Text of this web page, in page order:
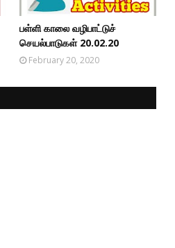
பள்ளி காலை வழிபாட்டுச்
செயல்பாடுகள் 20.02.20
February 20, 2020